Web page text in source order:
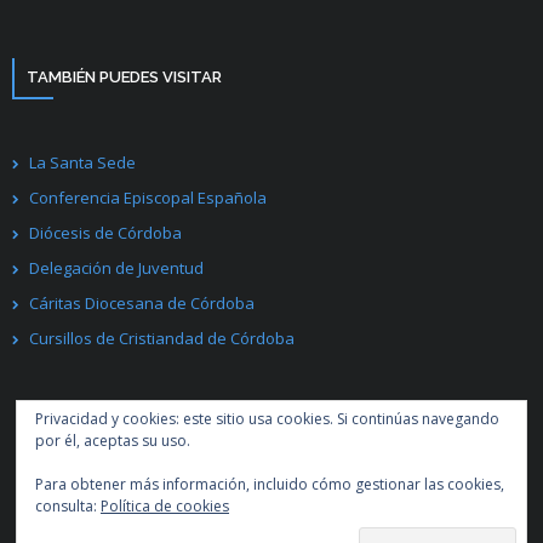
TAMBIÉN PUEDES VISITAR
La Santa Sede
Conferencia Episcopal Española
Diócesis de Córdoba
Delegación de Juventud
Cáritas Diocesana de Córdoba
Cursillos de Cristiandad de Córdoba
Desarrollado porThink Up Themes Ltd. Creado conWordPress.
Privacidad y cookies: este sitio usa cookies. Si continúas navegando
por él, aceptas su uso.
Para obtener más información, incluido cómo gestionar las cookies,
consulta: Política de cookies